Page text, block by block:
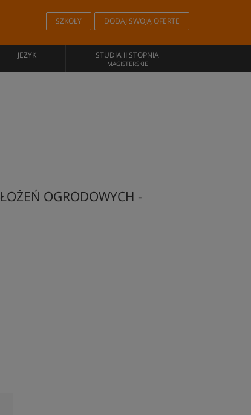
SZKOŁY DODAJ SWOJĄ OFERTĘ
JĘZYK STUDIA II STOPNIA
MAGISTERSKIE
OGRODOWYCH -